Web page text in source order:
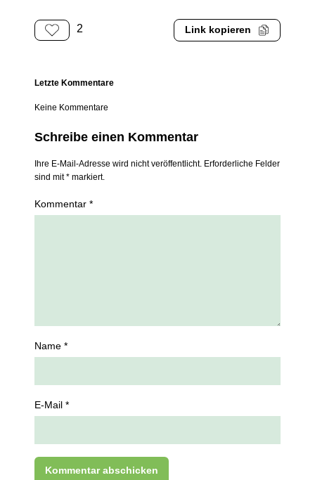
2 Link kopieren
Letzte Kommentare
Keine Kommentare
Schreibe einen Kommentar
Ihre E-Mail-Adresse wird nicht veröffentlicht. Erforderliche Felder
sind mit * markiert.
Kommentar *
Name *
E-Mail *